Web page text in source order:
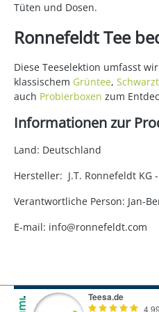
Tüten und Dosen.
Ronnefeldt Tee
Diese Teeselektion umfasst
klassischem Grüntee,
auch Probierboxen zum
Informationen zur
Land: Deutschland
Hersteller: J.T. Ronnefeldt
Verantwortliche Person: Jan-
E-mail: info@ronnefeldt.com